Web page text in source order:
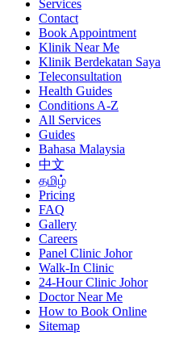
Services
Contact
Book Appointment
Klinik Near Me
Klinik Berdekatan Saya
Teleconsultation
Health Guides
Conditions A-Z
All Services
Guides
Bahasa Malaysia
中文
தமிழ்
Pricing
FAQ
Gallery
Careers
Panel Clinic Johor
Walk-In Clinic
24-Hour Clinic Johor
Doctor Near Me
How to Book Online
Sitemap